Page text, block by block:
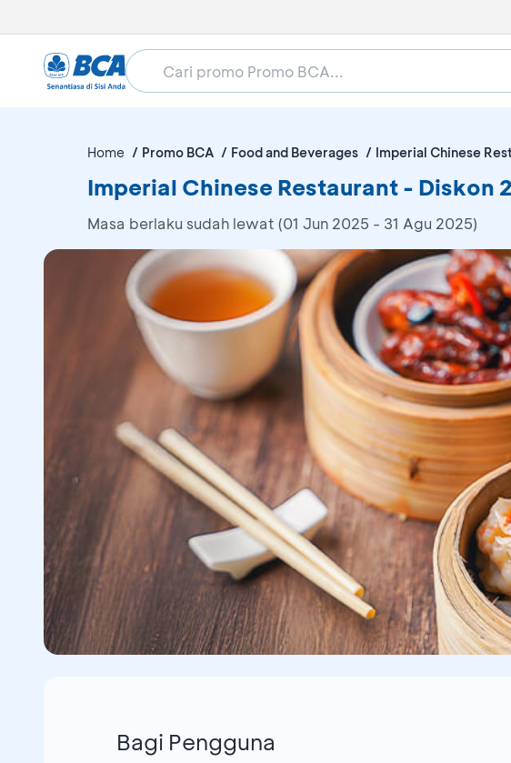
Home Promo BCA Food and Beverages Imperial Chinese
Imperial Chinese Restaurant - Diskon
Masa berlaku sudah lewat (01 Jun 2025 - 31 Agu 2025)
Bagi Pengguna